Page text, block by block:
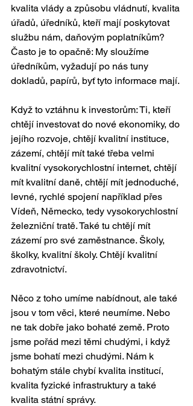
kvalita vlády a způsobu vládnutí, kvalita
úřadů, úředníků, kteří mají poskytovat
službu nám, daňovým poplatníkům?
Často je to opačně: My sloužíme
úředníkům, vyžadují po nás tuny
dokladů, papírů, byť tyto informace mají.
Když to vztáhnu k investorům: Ti, kteří
chtějí investovat do nové ekonomiky, do
jejího rozvoje, chtějí kvalitní instituce,
zázemí, chtějí mít také třeba velmi
kvalitní vysokorychlostní internet, chtějí
mít kvalitní daně, chtějí mít jednoduché,
levné, rychlé spojení například přes
Vídeň, Německo, tedy vysokorychlostní
železniční tratě. Také tu chtějí mít
zázemí pro své zaměstnance. Školy,
školky, kvalitní školy. Chtějí kvalitní
zdravotnictví.
Něco z toho umíme nabídnout, ale také
jsou v tom věci, které neumíme. Nebo
ne tak dobře jako bohaté země. Proto
jsme pořád mezi těmi chudými, i když
jsme bohatí mezi chudými. Nám k
bohatým stále chybí kvalita institucí,
kvalita fyzické infrastruktury a také
kvalita státní správy.